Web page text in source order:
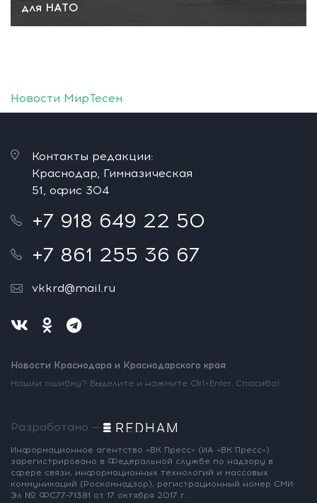
для НАТО
Новости МирТесен
Контакты редакции:
Краснодар, Гимназическая
51, офис 304
+7 918 649 22 50
+7 861 255 36 67
vkkrd@mail.ru
Новости Краснодара и Краснодарского края
Нашли ошибку? Выделите и нажмите Ctrl+Enter. Спасибо!
Разработано —
Информационное агентство «ВК Пресс» (ИА «ВК Пресс»)
зарегистрировано в Федеральной службе по надзору в
сфере связи, информационных технологий и массовых
коммуникаций (Роскомнадзор), регистрационный номер СМИ:
Эл № ФС77-71381 от 17 октября 2017 г.